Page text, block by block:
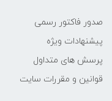
صدور فاکتور رسمی
پیشنهادات ویژه
پرسش های متداول
قوانین و مقررات سایت